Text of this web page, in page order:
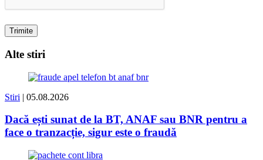
Alte stiri
Stiri | 05.08.2026
Dacă ești sunat de la BT, ANAF sau BNR pentru a
face o tranzacție, sigur este o fraudă